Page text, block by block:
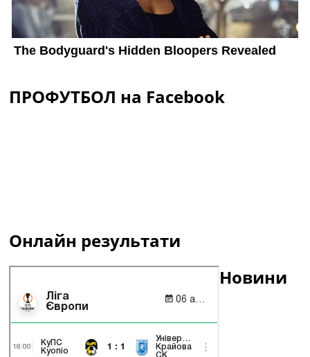
ПРОФУТБОЛ на Facebook
Онлайн результати
Новини